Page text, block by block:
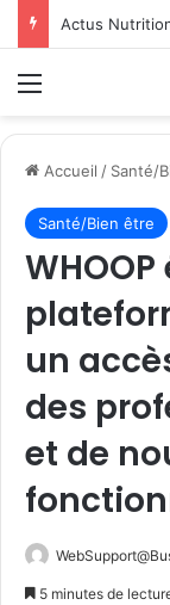
Actus
Menu
Accueil / Santé/
Santé/Bien être
un
des
et de
5 minutes de